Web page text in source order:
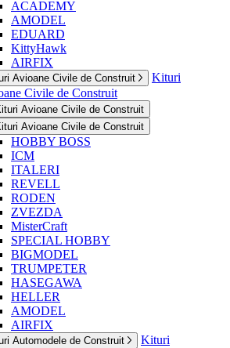
ACADEMY
AMODEL
EDUARD
KittyHawk
AIRFIX
Avioane Civile de Construit
Kituri
Civile de Construit
Avioane Civile de Construit
Avioane Civile de Construit
HOBBY BOSS
ICM
ITALERI
REVELL
RODEN
ZVEZDA
MisterCraft
SPECIAL HOBBY
BIGMODEL
TRUMPETER
HASEGAWA
HELLER
AMODEL
AIRFIX
Automodele de Construit
Kituri